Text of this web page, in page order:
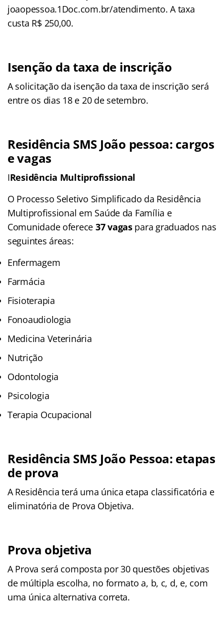
joaopessoa.1Doc.com.br/atendimento. A taxa
custa R$ 250,00.
Isenção da taxa de inscrição
A solicitação da isenção da taxa de inscrição será
entre os dias 18 e 20 de setembro.
Residência SMS João pessoa: cargos
e vagas
IResidência Multiprofissional
O Processo Seletivo Simplificado da Residência
Multiprofissional em Saúde da Família e
Comunidade oferece 37 vagaspara graduados nas
seguintes áreas:
Enfermagem
Farmácia
Fisioterapia
Fonoaudiologia
Medicina Veterinária
Nutrição
Odontologia
Psicologia
Terapia Ocupacional
Residência SMS João Pessoa: etapas
de prova
A Residência terá uma única etapa classificatória e
eliminatória de Prova Objetiva.
Prova objetiva
A Prova será composta por 30 questões objetivas
de múltipla escolha, no formato a, b, c, d, e, com
uma única alternativa correta.